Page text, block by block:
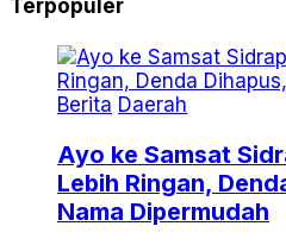
Terpopuler
Berita Daerah
Ayo ke Samsat
Lebih Ringan,
Nama Dipermudah